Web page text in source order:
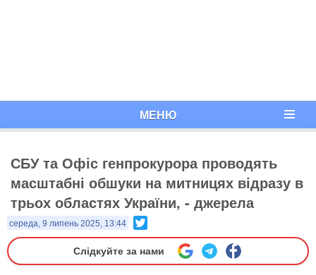
МЕНЮ
СБУ та Офіс генпрокурора проводять
масштабні обшуки на митницях відразу в
трьох областях України, - джерела
середа, 9 липень 2025, 13:44
Слідкуйте за нами